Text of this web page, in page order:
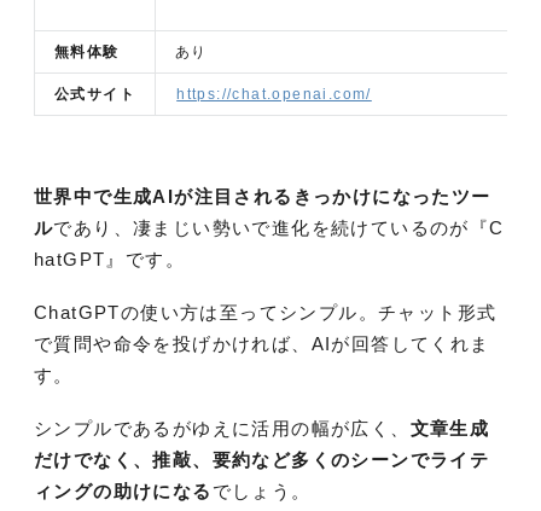
無料体験 あり
公式サイト https://chat.openai.com/
世界中で生成AIが注目されるきっかけになったツー
ルであり、凄まじい勢いで進化を続けているのが『C
hatGPT』です。
ChatGPTの使い方は至ってシンプル。チャット形式
で質問や命令を投げかければ、AIが回答してくれま
す。
シンプルであるがゆえに活用の幅が広く、 文章生成
だけでなく、推敲、要約など多くのシーンでライテ
ィングの助けになる でしょう。